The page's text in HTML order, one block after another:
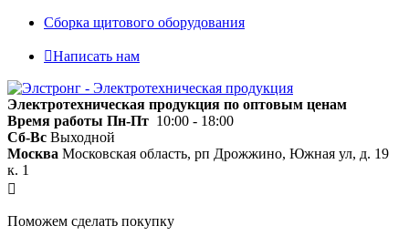
Сборка щитового оборудования
Написать нам
Электротехническая продукция по оптовым ценам
Время работы Пн-Пт 10:00 - 18:00
Сб-Вс Выходной
Москва Московская область, рп Дрожжино, Южная ул, д. 19
к. 1
Поможем сделать покупку